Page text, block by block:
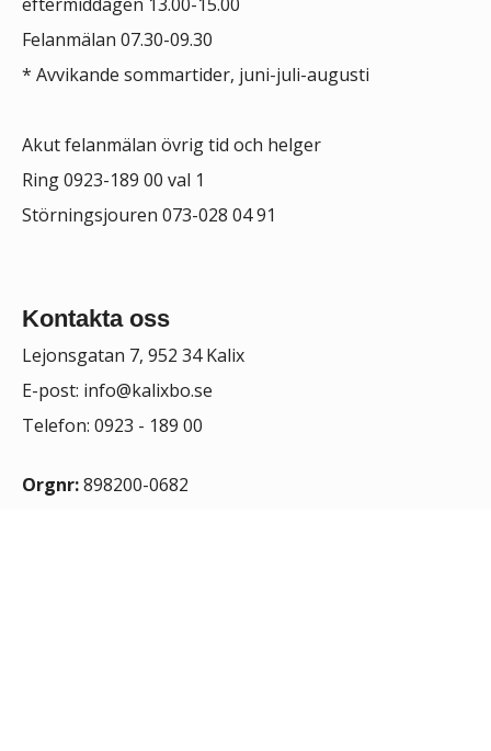
Felanmälan 07.30-09.30
* Avvikande sommartider, juni-juli-augusti
Akut felanmälan övrig tid och helger
Ring 0923-189 00 val 1
Störningsjouren 073-028 04 91
Kontakta oss
Lejonsgatan 7, 952 34 Kalix
E-post: info@kalixbo.se
Telefon: 0923 - 189 00
Orgnr:898200-0682